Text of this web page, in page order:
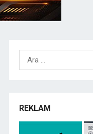
Arama:
REKLAM